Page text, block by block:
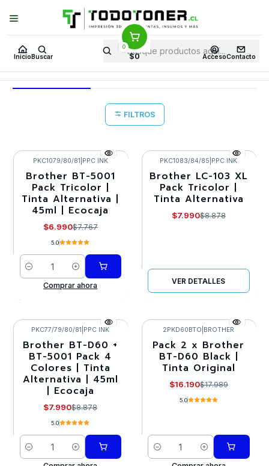
Inicio Buscar
0
$0 AccesoContacto
Puedes Elegir: Comprar enTienda· Despachoa Todo Chile · Retiro en
Tienda en24 Horas
Inicio Todo packs PACK DE TINTAS
PACK DE TINTAS
FILTROS
-10%
PKC1079/80/81 PPC INK
Brother BT-5001
Pack Tricolor |
Tinta Alternativa |
45ml | Ecocaja
$6.990$7.767
5.0
Cantidad
Comprar ahora
-10%
Agotado
PKC1083/84/85 PPC INK
Brother LC-103 XL
Pack Tricolor |
Tinta Alternativa
$7.990$8.878
VER DETALLES
-10%
PKC77/79/80/81 PPC INK
Brother BT-D60 +
BT-5001 Pack 4
Colores | Tinta
Alternativa | 45ml
| Ecocaja
$7.990$8.878
5.0
Cantidad
-10%
2PKD60BTO BROTHER
Pack 2 x Brother
BT-D60 Black |
Tinta Original
$16.190$17.989
5.0
Cantidad